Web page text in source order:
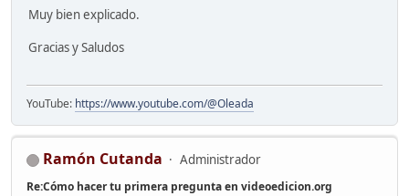
Muy bien explicado.
Gracias y Saludos
YouTube: https://www.youtube.com/@Oleada
Ramón Cutanda Administrador
Re:Cómo hacer tu primera pregunta en videoedicion.org